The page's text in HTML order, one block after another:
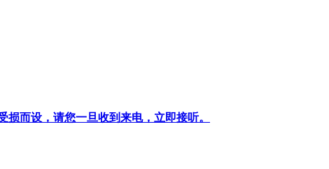
而设，请您一旦收到来电，立即接听。